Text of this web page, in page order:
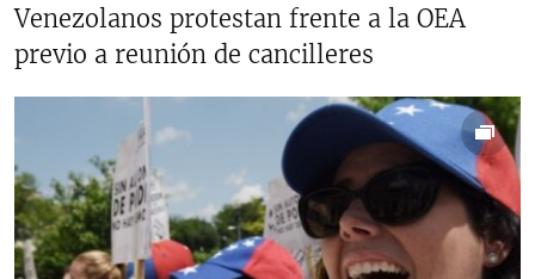
Venezolanos protestan frente a la OEA
previo a reunión de cancilleres